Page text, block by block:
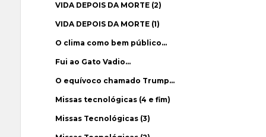
VIDA DEPOIS DA MORTE (2)
VIDA DEPOIS DA MORTE (1)
O clima como bem público…
Fui ao Gato Vadio…
O equívoco chamado Trump…
Missas tecnológicas (4 e fim)
Missas Tecnológicas (3)